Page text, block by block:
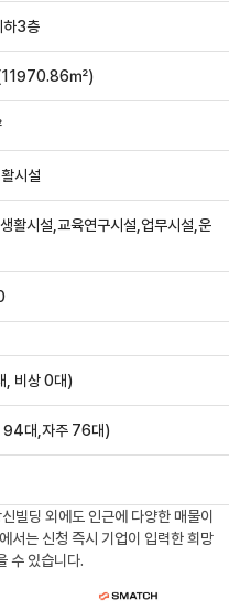
하3층
㎡)
시설
활시설,교육연구시설,업무시설,운
, 비상 0대)
94대,자주 76대)
빌딩 외에도 인근에 다양한 매물이
서는 신청 즉시 기업이 입력한 희망
수 있습니다.